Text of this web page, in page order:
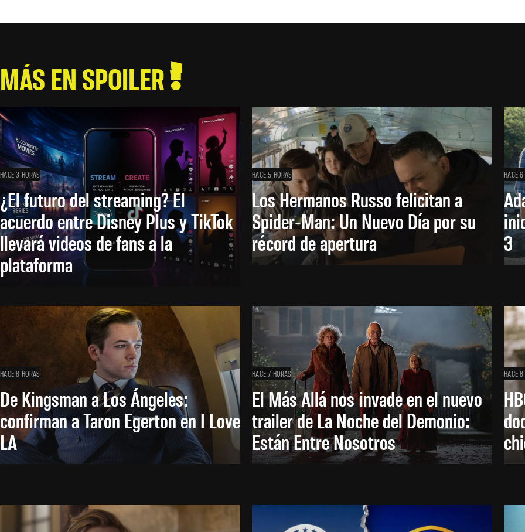
MÁS EN SPOILER
HACE 3 HORAS
¿El futuro del streaming? El
acuerdo entre Disney Plus y TikTok
llevará videos de fans a la
plataforma
HACE 5 HORAS
Los Hermanos Russo felicitan a
Spider-Man: Un Nuevo Día por su
récord de apertura
HACE
3
HACE 6 HORAS
De Kingsman a Los Ángeles:
confirman a Taron Egerton en I Love
LA
HACE 7 HORAS
El Más Allá nos invade en el nuevo
trailer de La Noche del Demonio:
Están Entre Nosotros
HACE